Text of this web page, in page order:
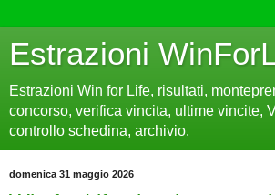
Estrazioni
Estrazioni Win for Life, risultati,
concorso, verifica vincita, ultime vincite,
controllo schedina, archivio.
domenica 31 maggio 2026